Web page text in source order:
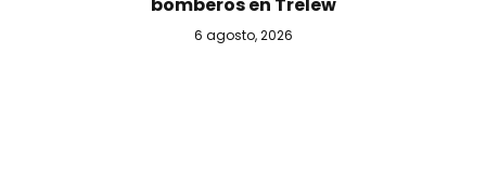
bomberos en Trelew
6 agosto, 2026